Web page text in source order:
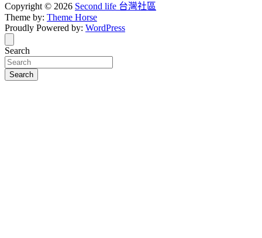
Copyright © 2026 Second life 台灣社區
Theme by: Theme Horse
Proudly Powered by: WordPress
Search
Search